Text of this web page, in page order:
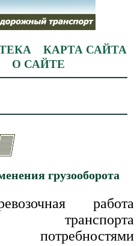
КАРТА САЙТА
О САЙТЕ
грузооборота
работа
транспорта
потребностями